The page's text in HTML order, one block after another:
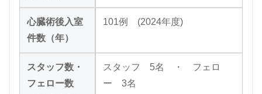
心臓術後入室
件数（年）
101例 (2024年度)
スタッフ数・
フェロー数
スタッフ 5名 ・ フェロ
ー 3名